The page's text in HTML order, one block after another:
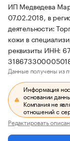
ИП Медведева
07.02.2018, в
деятельности:
кожи в
реквизиты ИНН:
Данные получены из
Информация
основании
Компания не
отношений с
Редактировать